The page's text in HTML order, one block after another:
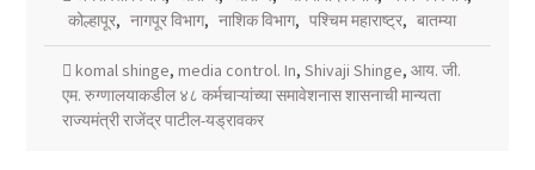
कोल्हापूर, नागपूर विभाग, नाशिक विभाग, पश्चिम महाराष्ट्र, बातम्या
komal shinge, media control. In, Shivaji Shinge, आय. जी.
एम. रुग्णालयाकडील ४८ कर्मचाऱ्यांच्या समावेशनास शासनाची मान्यता
राज्यमंत्री राजेंद्र पाटील-यड्रावकर